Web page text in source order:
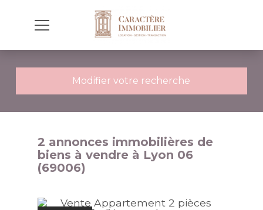
Modifier votre recherche
2 annonces immobilières de
biens à vendre à Lyon 06
(69006)